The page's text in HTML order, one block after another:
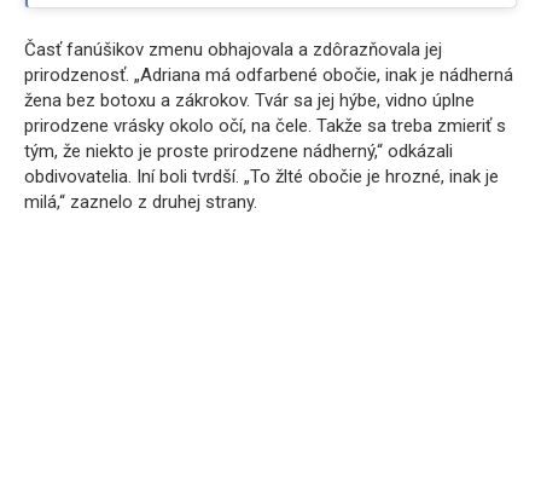
Časť fanúšikov zmenu obhajovala a zdôrazňovala jej
prirodzenosť. „Adriana má odfarbené obočie, inak je nádherná
žena bez botoxu a zákrokov. Tvár sa jej hýbe, vidno úplne
prirodzene vrásky okolo očí, na čele. Takže sa treba zmieriť s
tým, že niekto je proste prirodzene nádherný,“ odkázali
obdivovatelia. Iní boli tvrdší. „To žlté obočie je hrozné, inak je
milá,“ zaznelo z druhej strany.